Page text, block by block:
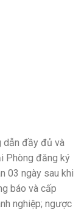
dẫn đầy đủ và
Phòng đăng ký
03 ngày sau khi
báo và cấp
nghiệp; ngược